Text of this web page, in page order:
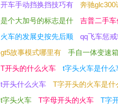
开车手动挡换挡技巧有
奔驰glc300
是个大加号的标志是什
吉普二手车
火车的发展史按先后顺
qq飞车惩戒
gt5故事模式哪里有
手自一体变速
T开头的什么火车
t字头火车是什么
t开头什么火车
T字开头的火车是什
t字头火车
T字母开头的火车
T字